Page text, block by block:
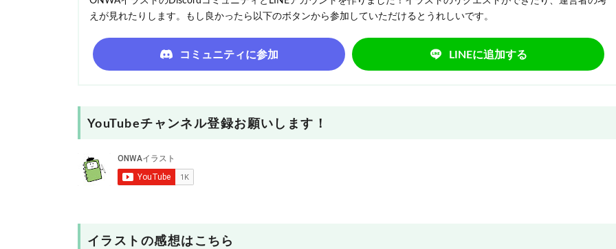
えが見れたりします。もし良かったら以下のボタンから参加していただけるとうれしいです。
コミュニティに参加 LINEに追加する
YouTubeチャンネル登録お願いします！
イラストの感想はこちら